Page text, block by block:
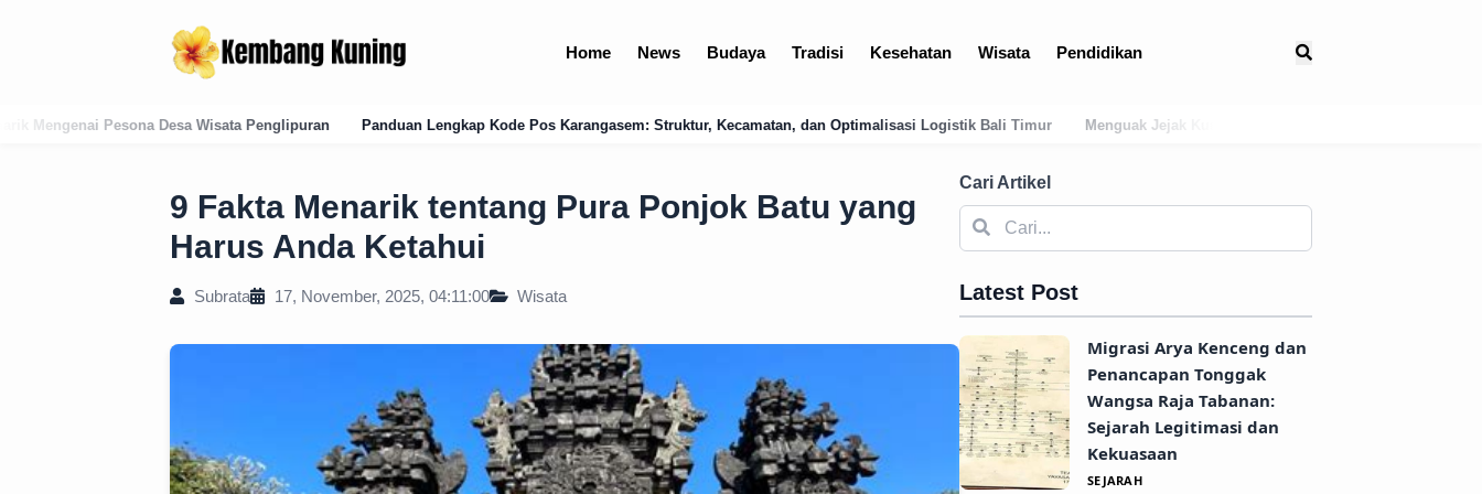
Home News Budaya Tradisi Kesehatan Wisata Pendidikan
Penglipuran Panduan Lengkap Kode Pos Karangasem: Struktur, Kecamatan, dan Optimalisasi Logistik Bali Timur Menguak Jejak Kuno: Asal-Usul Mitologis dan Hubungan Awal Tabanan dengan Dinasti
9 Fakta Menarik tentang Pura Ponjok Batu yang
Harus Anda Ketahui
Subrata 17, November, 2025, 04:11:00 Wisata
Cari Artikel
Latest Post
Migrasi Arya Kenceng dan
Penancapan Tonggak
Wangsa Raja Tabanan:
Sejarah Legitimasi dan
Kekuasaan
SEJARAH